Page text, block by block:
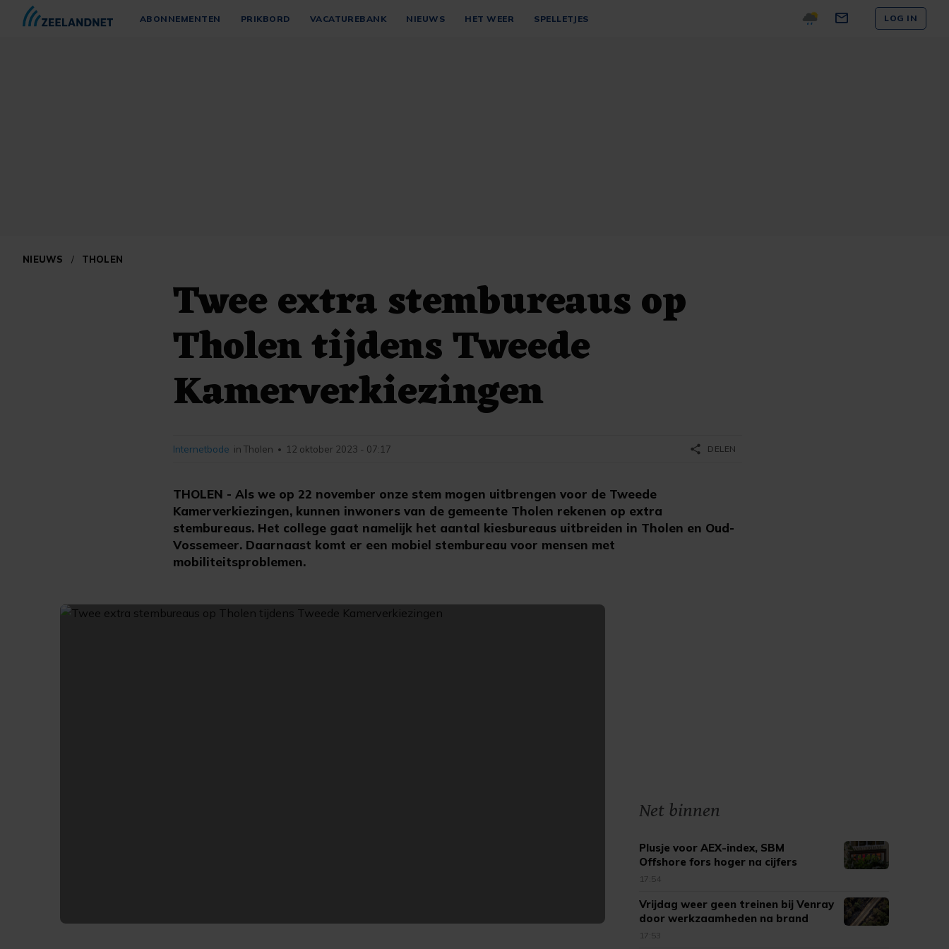
ABONNEMENTEN PRIKBORD VACATUREBANK NIEUWS HET WEER SPELLETJES LOG IN
NIEUWS / THOLEN
Twee extra stembureaus op
Tholen tijdens Tweede
Kamerverkiezingen
THOLEN - Als we op 22 november onze stem mogen uitbrengen voor de Tweede
Kamerverkiezingen, kunnen inwoners van de gemeente Tholen rekenen op extra
stembureaus. Het college gaat namelijk het aantal kiesbureaus uitbreiden in Tholen en Oud-
Vossemeer. Daarnaast komt er een mobiel stembureau voor mensen met
mobiliteitsproblemen.
Internetbode in Tholen • 12 oktober 2023 - 07:17 share DELEN
Net binnen
Plusje voor AEX-index, SBM
Offshore fors hoger na cijfers
17:54
Vrijdag weer geen treinen bij Venray
door werkzaamheden na brand
17:53